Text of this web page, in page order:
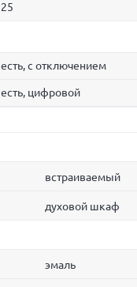
25
есть, с отключением
есть, цифровой
встраиваемый
духовой шкаф
эмаль